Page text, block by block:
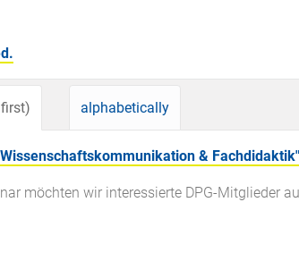
alphabetically
& Fachdidaktik"
möchten wir interessierte DPG-Mitglieder